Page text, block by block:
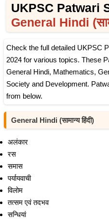
UKPSC Patwari
General Hindi
Check the full detailed UKPSC
2024 for various topics. These
General Hindi, Mathematics,
Society and Development.
from below.
General Hindi (सामान्य हिंदी)
अलंकार
रस
समास
पर्यायवाची
विलोम
तत्सम एवं तदभव
सन्धियां